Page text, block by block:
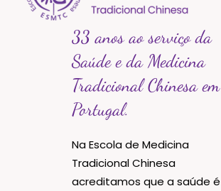
33 anos ao serviço da
Saúde e da Medicina
Tradicional Chinesa em
Portugal.
Na Escola de Medicina
Tradicional Chinesa
acreditamos que a saúde é